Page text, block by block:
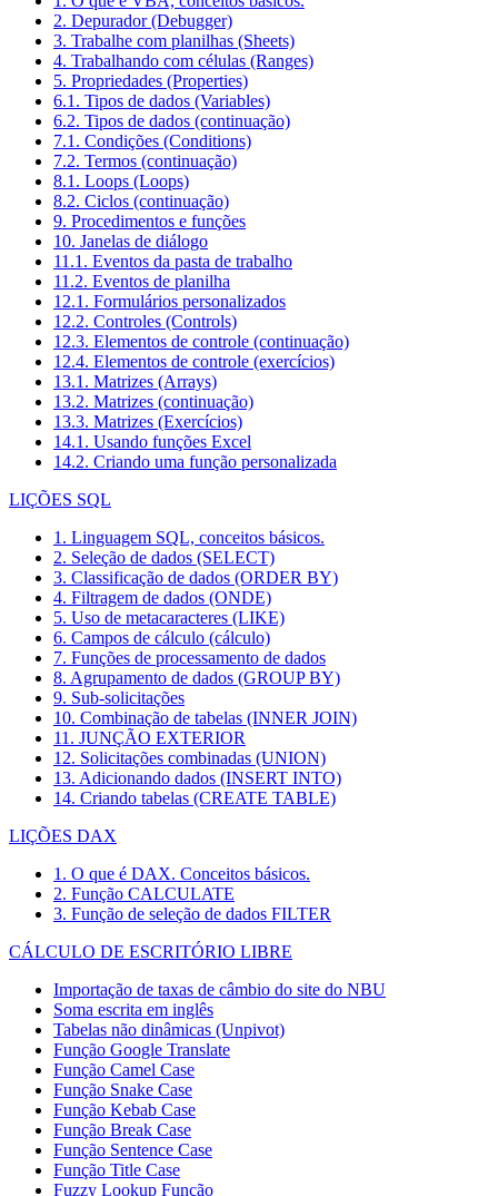
2. Depurador (Debugger)
3. Trabalhe com planilhas (Sheets)
4. Trabalhando com células (Ranges)
5. Propriedades (Properties)
6.1. Tipos de dados (Variables)
6.2. Tipos de dados (continuação)
7.1. Condições (Conditions)
7.2. Termos (continuação)
8.1. Loops (Loops)
8.2. Ciclos (continuação)
9. Procedimentos e funções
10. Janelas de diálogo
11.1. Eventos da pasta de trabalho
11.2. Eventos de planilha
12.1. Formulários personalizados
12.2. Controles (Controls)
12.3. Elementos de controle (continuação)
12.4. Elementos de controle (exercícios)
13.1. Matrizes (Arrays)
13.2. Matrizes (continuação)
13.3. Matrizes (Exercícios)
14.1. Usando funções Excel
14.2. Criando uma função personalizada
LIÇÕES SQL
1. Linguagem SQL, conceitos básicos.
2. Seleção de dados (SELECT)
3. Classificação de dados (ORDER BY)
4. Filtragem de dados (ONDE)
5. Uso de metacaracteres (LIKE)
6. Campos de cálculo (cálculo)
7. Funções de processamento de dados
8. Agrupamento de dados (GROUP BY)
9. Sub-solicitações
10. Combinação de tabelas (INNER JOIN)
11. JUNÇÃO EXTERIOR
12. Solicitações combinadas (UNION)
13. Adicionando dados (INSERT INTO)
14. Criando tabelas (CREATE TABLE)
LIÇÕES DAX
1. O que é DAX. Conceitos básicos.
2. Função CALCULATE
3. Função de seleção de dados FILTER
CÁLCULO DE ESCRITÓRIO LIBRE
Importação de taxas de câmbio do site do NBU
Soma escrita em inglês
Tabelas não dinâmicas (Unpivot)
Função Google Translate
Função Camel Case
Função Snake Case
Função Kebab Case
Função Break Case
Função Sentence Case
Função Title Case
Fuzzy Lookup Função